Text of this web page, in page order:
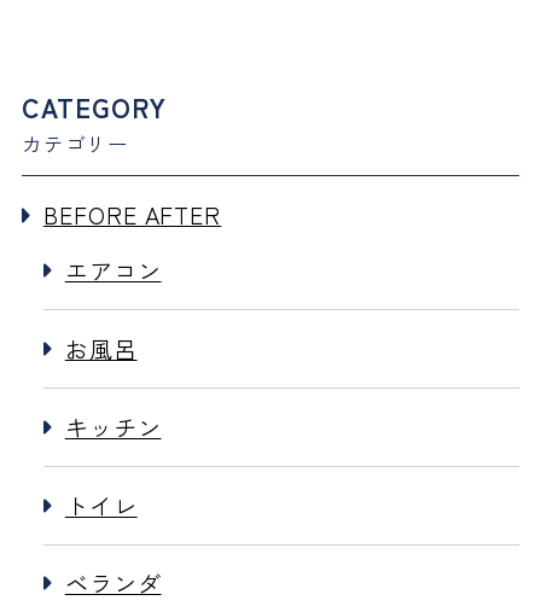
CATEGORY
カテゴリー
BEFORE AFTER
エアコン
お風呂
キッチン
トイレ
ベランダ